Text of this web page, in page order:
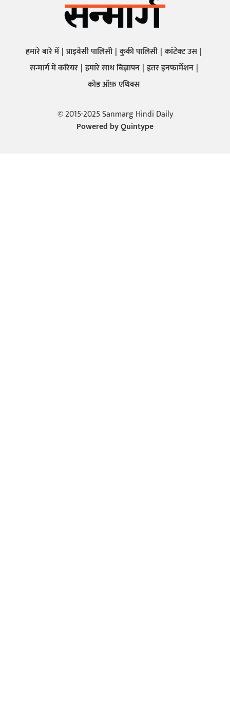
हमारे बारे में प्राइवेसी पालिसी कुकी पालिसी कांटेक्ट उस
सन्मार्ग में करियर हमारे साथ बिज्ञापन इतर इनफार्मेशन
कोड ऑफ़ एथिक्स
© 2015-2025 Sanmarg Hindi Daily
Powered byQuintype